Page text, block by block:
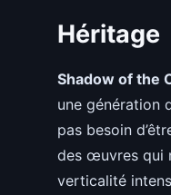
Héritage
Shadow of the
une génération
pas besoin
des œuvres qui
verticalité